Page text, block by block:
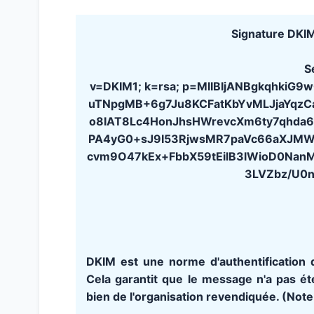
Signature
v=DKIM1; k=rsa;
3LVZbz/
DKIM est une norme
Cela garantit que le message n'a pas
bien de l'organisation revendiquée.